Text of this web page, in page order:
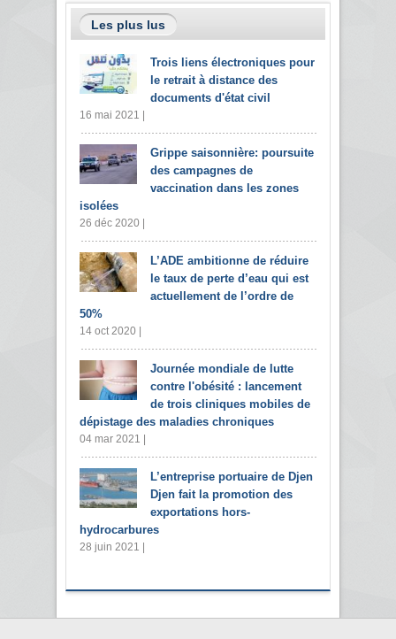
Les plus lus
Trois liens électroniques pour
le retrait à distance des
documents d'état civil
16 mai 2021 |
Grippe saisonnière: poursuite
des campagnes de
vaccination dans les zones
isolées
26 déc 2020 |
L’ADE ambitionne de réduire
le taux de perte d’eau qui est
actuellement de l’ordre de
50%
14 oct 2020 |
Journée mondiale de lutte
contre l'obésité : lancement
de trois cliniques mobiles de
dépistage des maladies chroniques
04 mar 2021 |
L’entreprise portuaire de Djen
Djen fait la promotion des
exportations hors-
hydrocarbures
28 juin 2021 |